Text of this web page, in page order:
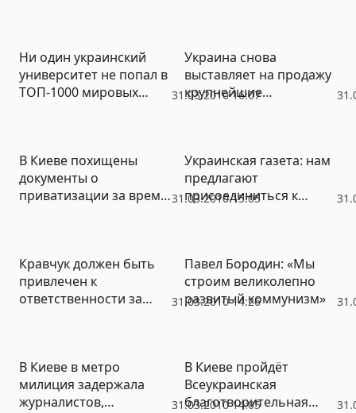
31.03.2010 16:07
Ни один украинский
университет не попал в
ТОП-1000 мировых
Украина снова
выставляет на продажу
крупнейшие
31.03.2010 15:05
В Киеве похищены
документы о
приватизации за время
Украинская газета: нам
предлагают
присоединиться к
31.03.2010 14:26
Кравчук должен быть
привлечен к
ответственности за
Павел Бородин: «Мы
строим великолепно
развитый коммунизм»
31.03.2010 14:05
В Киеве в метро
милиция задержала
журналистов,
В Киеве пройдёт
Всеукраинская
благотворительная